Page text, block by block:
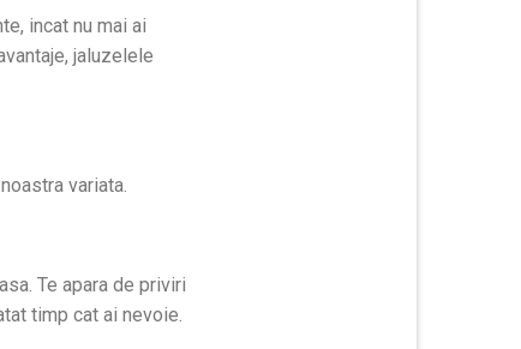
incat nu mai ai
jaluzelele
variata.
Te apara de priviri
timp cat ai nevoie.